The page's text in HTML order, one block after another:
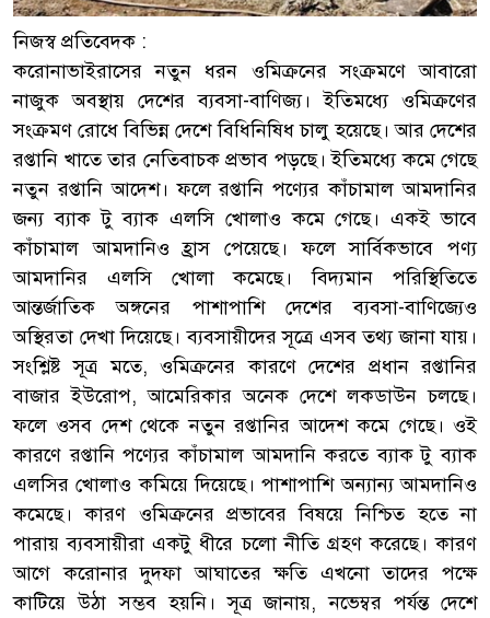
নিজস্ব প্রতিবেদক :
করোনাভাইরাসের নতুন ধরন ওমিক্রনের সংক্রমণে আবারো
নাজুক অবস্থায় দেশের ব্যবসা-বাণিজ্য। ইতিমধ্যে ওমিক্রণের
সংক্রমণ রোধে বিভিন্ন দেশে বিধিনিষিধ চালু হয়েছে। আর দেশের
রপ্তানি খাতে তার নেতিবাচক প্রভাব পড়ছে। ইতিমধ্যে কমে গেছে
নতুন রপ্তানি আদেশ। ফলে রপ্তানি পণ্যের কাঁচামাল আমদানির
জন্য ব্যাক টু ব্যাক এলসি খোলাও কমে গেছে। একই ভাবে
কাঁচামাল আমদানিও হ্রাস পেয়েছে। ফলে সার্বিকভাবে পণ্য
আমদানির এলসি খোলা কমেছে। বিদ্যমান পরিস্থিতিতে
আন্তর্জাতিক অঙ্গনের পাশাপাশি দেশের ব্যবসা-বাণিজ্যেও
অস্থিরতা দেখা দিয়েছে। ব্যবসায়ীদের সূত্রে এসব তথ্য জানা যায়।
সংশ্লিষ্ট সূত্র মতে, ওমিক্রনের কারণে দেশের প্রধান রপ্তানির
বাজার ইউরোপ, আমেরিকার অনেক দেশে লকডাউন চলছে।
ফলে ওসব দেশ থেকে নতুন রপ্তানির আদেশ কমে গেছে। ওই
কারণে রপ্তানি পণ্যের কাঁচামাল আমদানি করতে ব্যাক টু ব্যাক
এলসির খোলাও কমিয়ে দিয়েছে। পাশাপাশি অন্যান্য আমদানিও
কমেছে। কারণ ওমিক্রনের প্রভাবের বিষয়ে নিশ্চিত হতে না
পারায় ব্যবসায়ীরা একটু ধীরে চলো নীতি গ্রহণ করেছে। কারণ
আগে করোনার দুদফা আঘাতের ক্ষতি এখনো তাদের পক্ষে
কাটিয়ে উঠা সম্ভব হয়নি। সূত্র জানায়, নভেম্বর পর্যন্ত দেশে